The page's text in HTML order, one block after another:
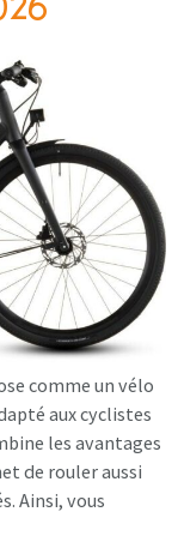
comme un vélo
aux cyclistes
les avantages
de rouler aussi
Ainsi, vous